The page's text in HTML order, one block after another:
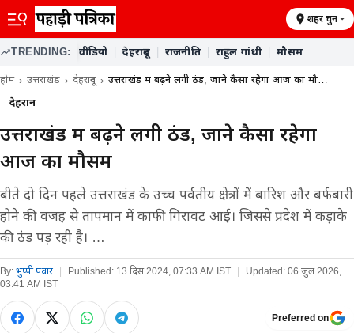
शहर चुनें
TRENDING: वीडियो देहरादून राजनीति राहुल गांधी मौसम
होम उत्तराखंड देहरादून उत्तराखंड में बढ़ने लगी ठंड, जाने कैसा रहेगा आज का मौ…
देहरादून
उत्तराखंड में बढ़ने लगी ठंड, जाने कैसा रहेगा
आज का मौसम
बीते दो दिन पहले उत्तराखंड के उच्च पर्वतीय क्षेत्रों में बारिश और बर्फबारी
होने की वजह से तापमान में काफी गिरावट आई। जिससे प्रदेश में कड़ाके
की ठंड पड़ रही है। …
By: भुप्पी पंवार Published: 13 दिस 2024, 07:33 AM IST Updated: 06 जुल 2026,
03:41 AM IST
Preferred on